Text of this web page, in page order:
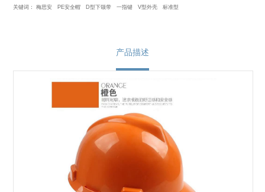
关键词：梅思安 PE安全帽 D型下颌带 一指键 V型外壳 标准型
产品描述